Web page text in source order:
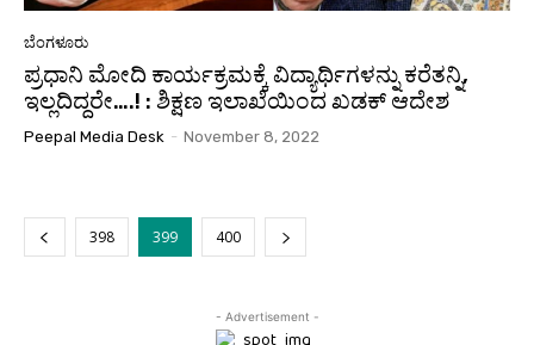
ಬೆಂಗಳೂರು
ಪ್ರಧಾನಿ ಮೋದಿ ಕಾರ್ಯಕ್ರಮಕ್ಕೆ ವಿದ್ಯಾರ್ಥಿಗಳನ್ನು ಕರೆತನ್ನಿ,
ಇಲ್ಲದಿದ್ದರೇ….! : ಶಿಕ್ಷಣ ಇಲಾಖೆಯಿಂದ ಖಡಕ್ ಆದೇಶ
Peepal Media Desk - November 8, 2022
398 399 400
- Advertisement -